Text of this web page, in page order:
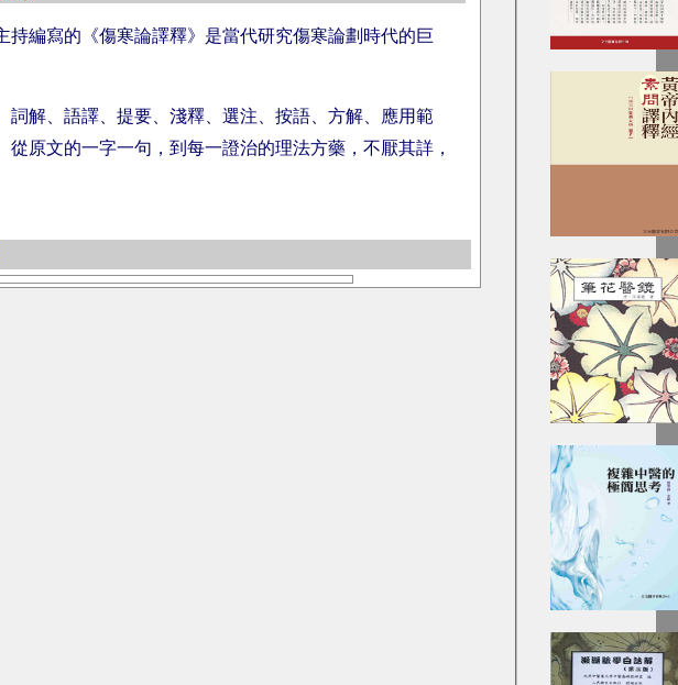
持編寫的《傷寒論譯釋》是當代研究傷寒論劃時代的巨
詞解、語譯、提要、淺釋、選注、按語、方解、應用範
從原文的一字一句，到每一證治的理法方藥，不厭其詳，